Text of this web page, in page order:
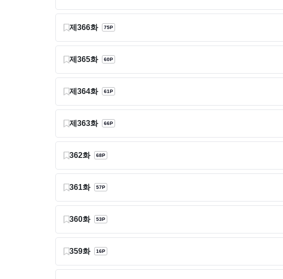
제366화 75P
제365화 60P
제364화 61P
제363화 66P
362화 68P
361화 57P
360화 53P
359화 16P